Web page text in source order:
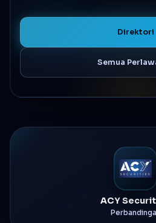
Direktori
Semua
ACY